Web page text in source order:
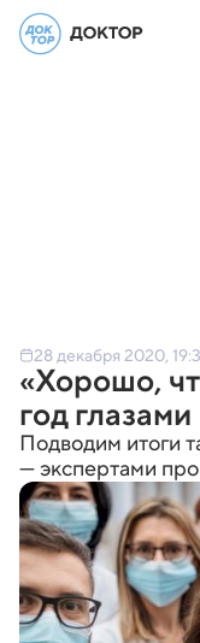
28 декабря 2020,
«Хорошо,
год
Подводим итоги
— экспертами